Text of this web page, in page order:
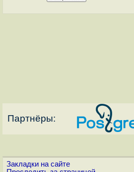
Партнёры:
Закладки на сайте